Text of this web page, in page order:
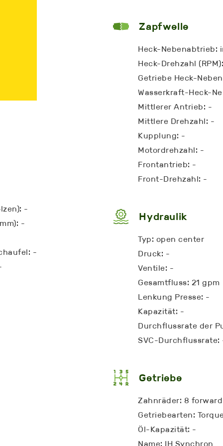
-
-
-
Zapfwelle
Heck-Nebenabtrieb:
Heck-Drehzahl
Getriebe Heck-
Wasserkraft-Heck-
Mittlerer Antrieb: -
Mittlere Drehzahl: -
Kupplung: -
Motordrehzahl: -
Frontantrieb: -
Front-Drehzahl: -
Hydraulik
Typ: open center
Druck: -
Ventile: -
Gesamtfluss: 21 gpm
Lenkung Presse: -
Kapazität: -
Durchflussrate der
SVC-Durchflussrate:
Getriebe
Zahnräder: 8
Getriebearten:
Öl-Kapazität: -
Name: IH Synchron